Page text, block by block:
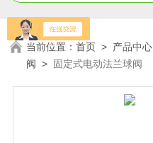
当前位置：首页 > 产品中心
阀 > 固定式电动法兰球阀